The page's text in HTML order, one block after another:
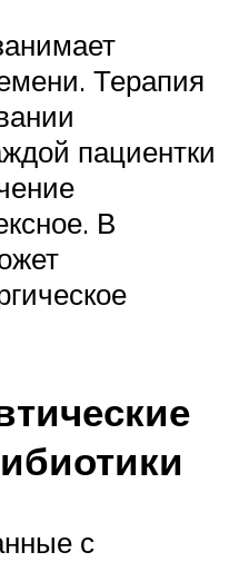
Терапия
пациентки
В
с